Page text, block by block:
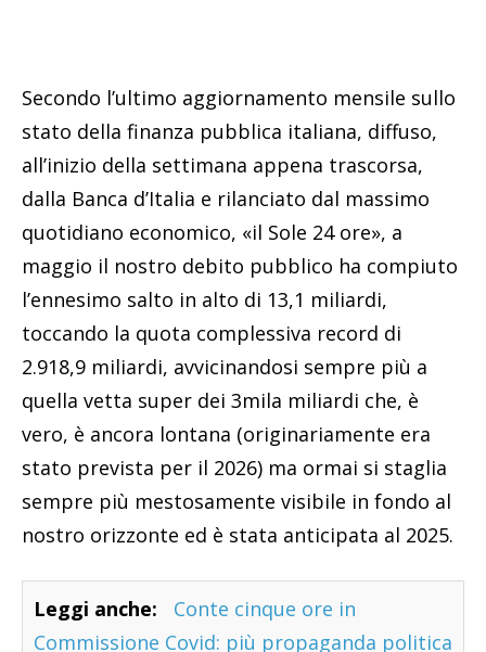
Secondo l’ultimo aggiornamento mensile sullo
stato della finanza pubblica italiana, diffuso,
all’inizio della settimana appena trascorsa,
dalla Banca d’Italia e rilanciato dal massimo
quotidiano economico, «il Sole 24 ore», a
maggio il nostro debito pubblico ha compiuto
l’ennesimo salto in alto di 13,1 miliardi,
toccando la quota complessiva record di
2.918,9 miliardi, avvicinandosi sempre più a
quella vetta super dei 3mila miliardi che, è
vero, è ancora lontana (originariamente era
stato prevista per il 2026) ma ormai si staglia
sempre più mestosamente visibile in fondo al
nostro orizzonte ed è stata anticipata al 2025.
Leggi anche:
Conte cinque ore in
Commissione Covid: più propaganda politica